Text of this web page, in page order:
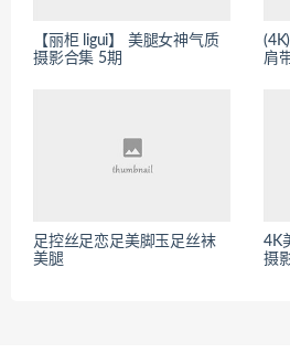
【丽柜 ligui】 美腿女神气质
摄影合集 5期
肩
足控丝足恋足美脚玉足丝袜
美腿
4K
摄